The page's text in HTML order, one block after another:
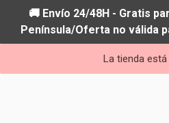
🚚 Envío 24/48H - Gratis
Península/Oferta no válida
La tienda